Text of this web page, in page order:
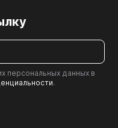
персональных данных в
.